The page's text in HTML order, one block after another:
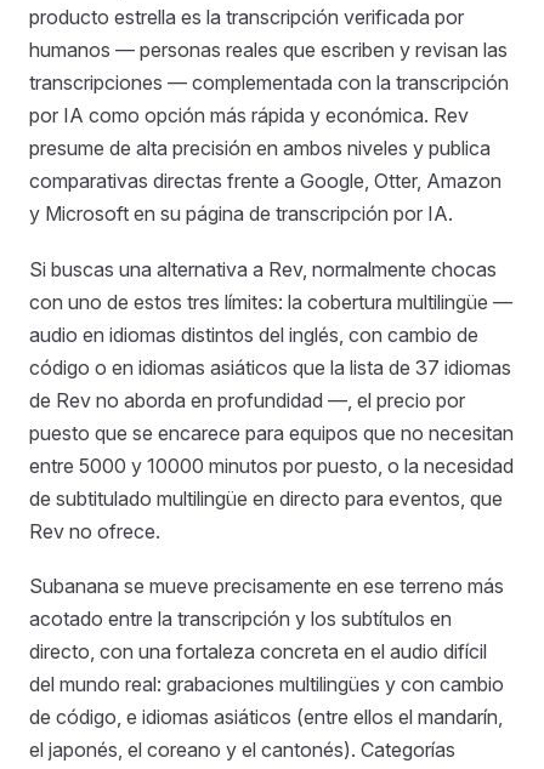
producto estrella es la transcripción verificada por
humanos — personas reales que escriben y revisan las
transcripciones — complementada con la transcripción
por IA como opción más rápida y económica. Rev
presume de alta precisión en ambos niveles y publica
comparativas directas frente a Google, Otter, Amazon
y Microsoft en su página de transcripción por IA.
Si buscas una alternativa a Rev, normalmente chocas
con uno de estos tres límites: la cobertura multilingüe —
audio en idiomas distintos del inglés, con cambio de
código o en idiomas asiáticos que la lista de 37 idiomas
de Rev no aborda en profundidad —, el precio por
puesto que se encarece para equipos que no necesitan
entre 5000 y 10000 minutos por puesto, o la necesidad
de subtitulado multilingüe en directo para eventos, que
Rev no ofrece.
Subanana se mueve precisamente en ese terreno más
acotado entre la transcripción y los subtítulos en
directo, con una fortaleza concreta en el audio difícil
del mundo real: grabaciones multilingües y con cambio
de código, e idiomas asiáticos (entre ellos el mandarín,
el japonés, el coreano y el cantonés). Categorías